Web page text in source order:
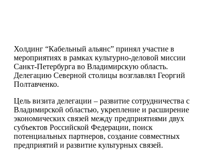
Холдинг “Кабельный альянс” принял участие в
мероприятиях в рамках культурно-деловой миссии
Санкт-Петербурга во Владимирскую область.
Делегацию Северной столицы возглавлял Георгий
Полтавченко.
Цель визита делегации – развитие сотрудничества с
Владимирской областью, укрепление и расширение
экономических связей между предприятиями двух
субъектов Российской Федерации, поиск
потенциальных партнеров, создание совместных
предприятий и развитие культурных связей.